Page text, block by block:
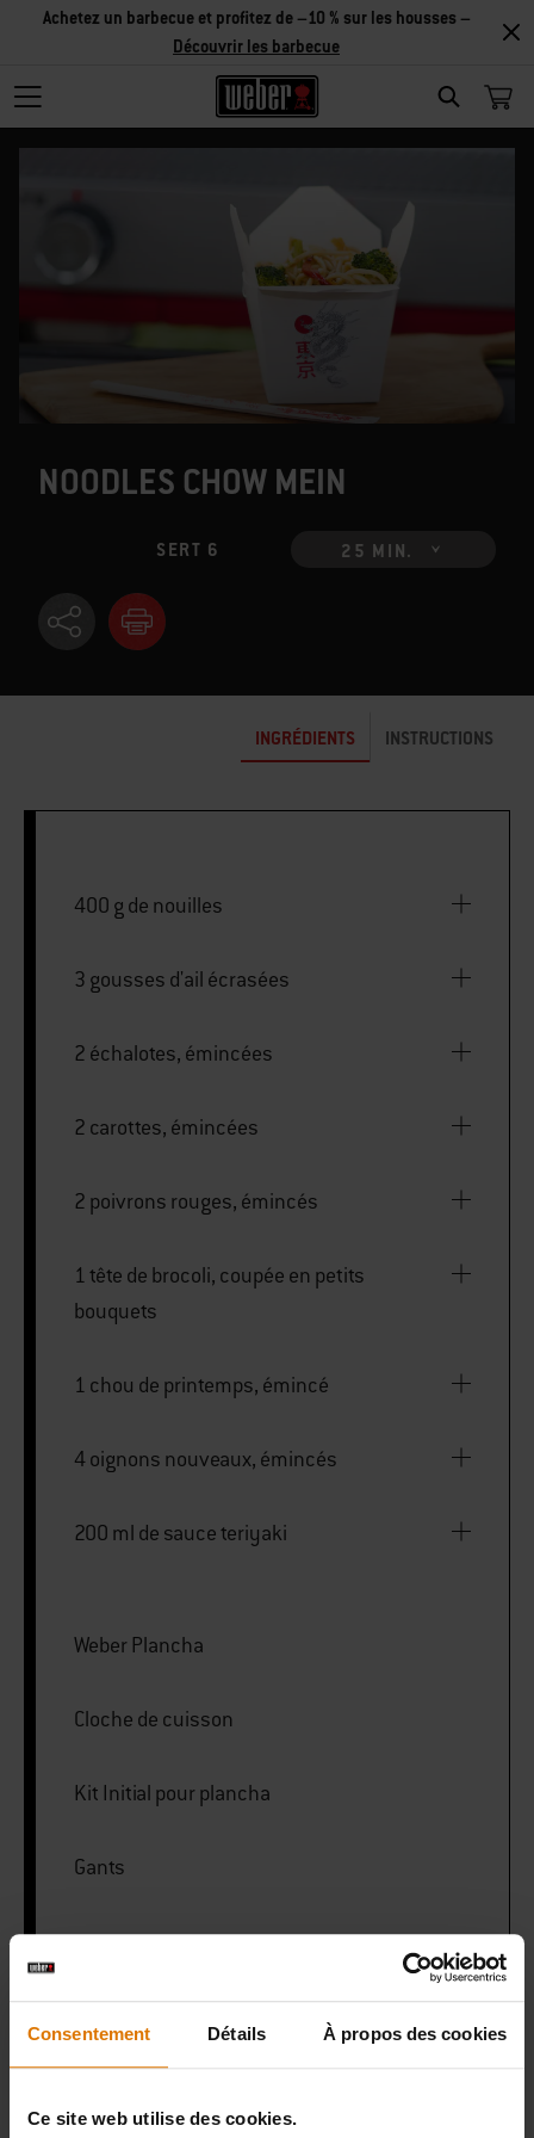
Consentement Détails À propos des cookies
Ce site web utilise des cookies.
SEARCH
Achetez un barbecue et profitez de –10 % sur les housses –
Découvrir les barbecue
NOODLES CHOW MEIN
SERT 6 25 MIN.
INGRÉDIENTS INSTRUCTIONS
400 g de nouilles
3 gousses d'ail écrasées
2 échalotes, émincées
2 carottes, émincées
2 poivrons rouges, émincés
1 tête de brocoli, coupée en petits
bouquets
1 chou de printemps, émincé
4 oignons nouveaux, émincés
200 ml de sauce teriyaki
Weber Plancha
Cloche de cuisson
Kit Initial pour plancha
Gants
PRINT THIS LIST